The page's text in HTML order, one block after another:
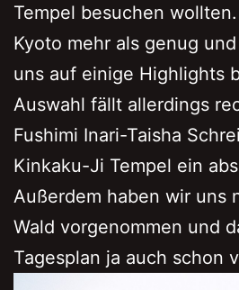
Tempel besuchen
Kyoto mehr als genug
uns auf einige Highlights
Auswahl fällt allerdings
Fushimi Inari-Taisha
Kinkaku-Ji Tempel ein
Außerdem haben wir uns
Wald vorgenommen und
Tagesplan ja auch schon